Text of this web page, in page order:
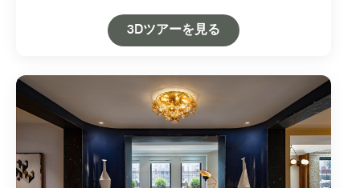
3Dツアーを見る Open in New Tab